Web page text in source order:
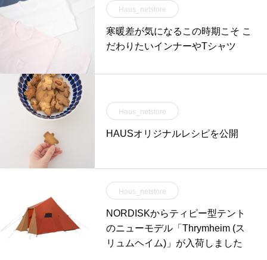
Haus_netstore
寒暖差が気になるこの時期こそ こ
だわりたいインナーやTシャツ
Haus_netstore
HAUSオリジナルレシピを公開
Haus_netstore
NORDISKからティピー型テント
のニューモデル「Thrymheim (ス
リュムヘイム)」が入荷しました